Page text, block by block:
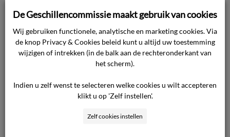
De cliënt heeft een klacht en een claim
ingediend bij de zorgaanbieder, die de cliënt
beide heeft ingetrokken.
Na DBS volgt een intensief natraject waarin
klachten tijdelijk kunnen verergeren. Deze
periode is emotioneel zwaar met een extra
De Geschillencommissie maakt gebruik van cookies
Wij gebruiken functionele, analytische en marketing cookies. Via
de knop Privacy & Cookies beleid kunt u altijd uw toestemming
wijzigen of intrekken (in de balk aan de rechteronderkant van
het scherm).
Indien u zelf wenst te selecteren welke cookies u wilt accepteren
klikt u op 'Zelf instellen'.
Zelf cookies instellen